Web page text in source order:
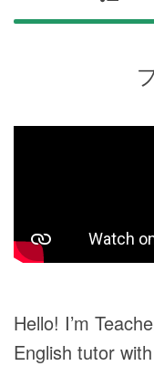
Hello! I’m
English tutor